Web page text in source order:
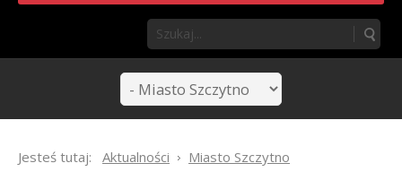
Jesteś tutaj: Aktualności Miasto Szczytno